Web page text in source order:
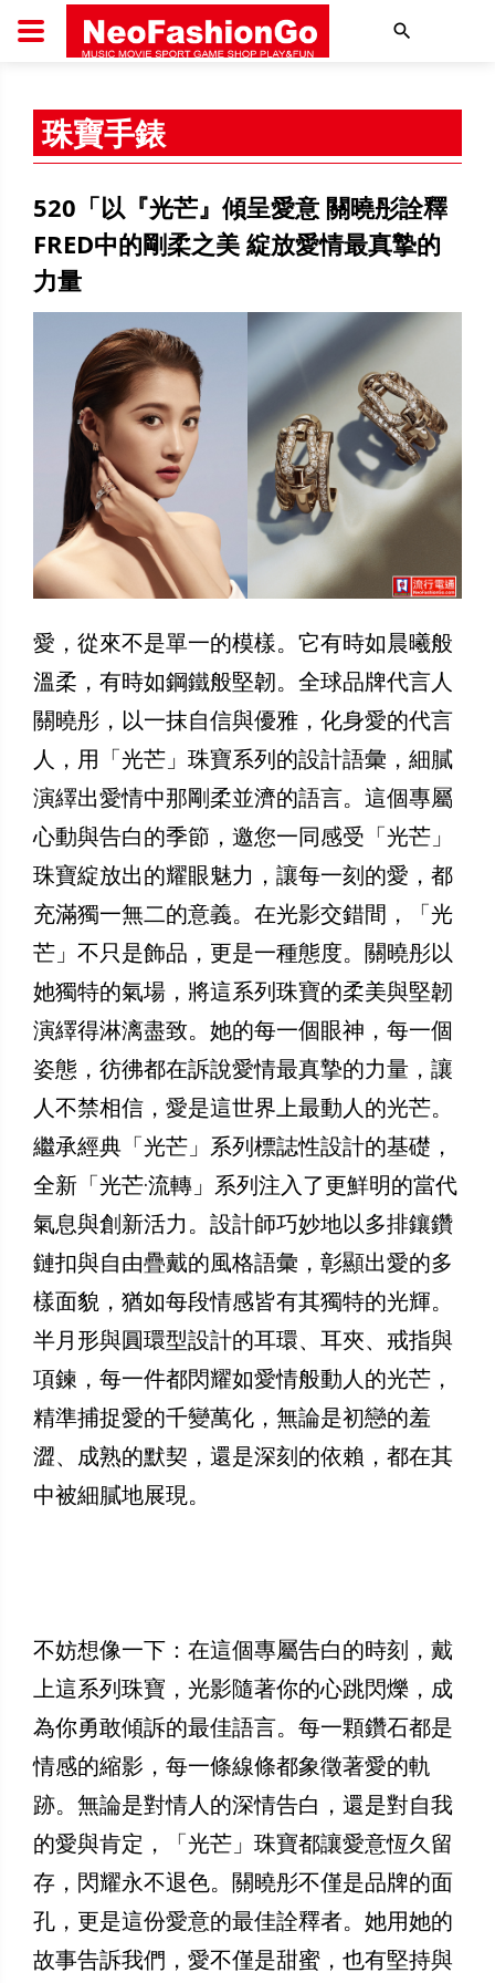
搜尋
珠寶手錶
520「以『光芒』傾呈愛意 關曉彤詮釋
FRED中的剛柔之美 綻放愛情最真摯的
力量
愛，從來不是單一的模樣。它有時如晨曦般
溫柔，有時如鋼鐵般堅韌。全球品牌代言人
關曉彤，以一抹自信與優雅，化身愛的代言
人，用「光芒」珠寶系列的設計語彙，細膩
演繹出愛情中那剛柔並濟的語言。這個專屬
心動與告白的季節，邀您一同感受「光芒」
珠寶綻放出的耀眼魅力，讓每一刻的愛，都
充滿獨一無二的意義。在光影交錯間，「光
芒」不只是飾品，更是一種態度。關曉彤以
她獨特的氣場，將這系列珠寶的柔美與堅韌
演繹得淋漓盡致。她的每一個眼神，每一個
姿態，彷彿都在訴說愛情最真摯的力量，讓
人不禁相信，愛是這世界上最動人的光芒。
繼承經典「光芒」系列標誌性設計的基礎，
全新「光芒·流轉」系列注入了更鮮明的當代
氣息與創新活力。設計師巧妙地以多排鑲鑽
鏈扣與自由疊戴的風格語彙，彰顯出愛的多
樣面貌，猶如每段情感皆有其獨特的光輝。
半月形與圓環型設計的耳環、耳夾、戒指與
項鍊，每一件都閃耀如愛情般動人的光芒，
精準捕捉愛的千變萬化，無論是初戀的羞
澀、成熟的默契，還是深刻的依賴，都在其
中被細膩地展現。
不妨想像一下：在這個專屬告白的時刻，戴
上這系列珠寶，光影隨著你的心跳閃爍，成
為你勇敢傾訴的最佳語言。每一顆鑽石都是
情感的縮影，每一條線條都象徵著愛的軌
跡。無論是對情人的深情告白，還是對自我
的愛與肯定，「光芒」珠寶都讓愛意恆久留
存，閃耀永不退色。關曉彤不僅是品牌的面
孔，更是這份愛意的最佳詮釋者。她用她的
故事告訴我們，愛不僅是甜蜜，也有堅持與